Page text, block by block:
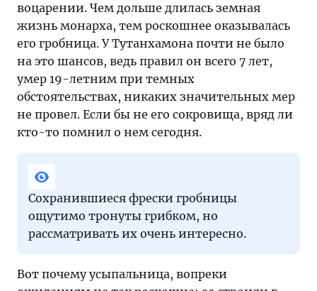
воцарении. Чем дольше длилась земная
жизнь монарха, тем роскошнее оказывалась
его гробница. У Тутанхамона почти не было
на это шансов, ведь правил он всего 7 лет,
умер 19-летним при темных
обстоятельствах, никаких значительных мер
не провел. Если бы не его сокровища, вряд ли
кто-то помнил о нем сегодня.
Сохранившиеся фрески гробницы
ощутимо тронуты грибком, но
рассматривать их очень интересно.
Вот почему усыпальница, вопреки